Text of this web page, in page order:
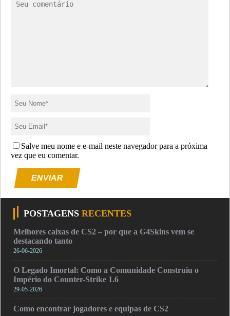
Salve meu nome e e-mail neste navegador para a próxima
vez que eu comentar.
ENVIAR
POSTAGENS RECENTES
Melhores caixas de CS2 – por que a G4Skins vem se
destacando tanto
26-06-2026
O Legado Imortal: Como a Comunidade Construiu o
Império do Counter-Strike 1.6
29-05-2026
Como encontrar jogadores e equipas de CS2